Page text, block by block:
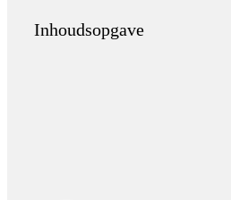
Inhoudsopgave